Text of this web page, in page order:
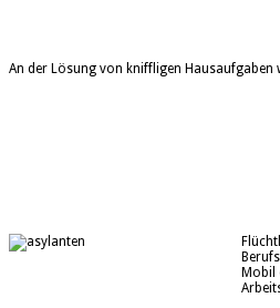
An der Lösung von kniffligen Hausaufgaben
Mobil